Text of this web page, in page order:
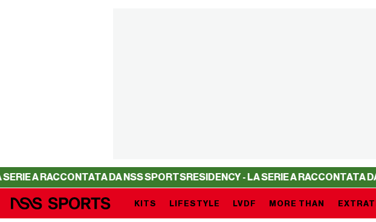
RACCONTATA DA NSS SPORTSRESIDENCY - LA SERIE A RACCONTATA DA NSS
KITS LIFESTYLE LVDF MORE THAN